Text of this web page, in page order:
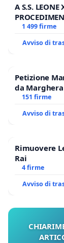
A S.S.
BENEDETTO
1 499 firme
Avviso di
Petizione
da
Polo tariffa a
151 firme
Avviso di
Rimuovere
Rai
4 firme
Avviso di